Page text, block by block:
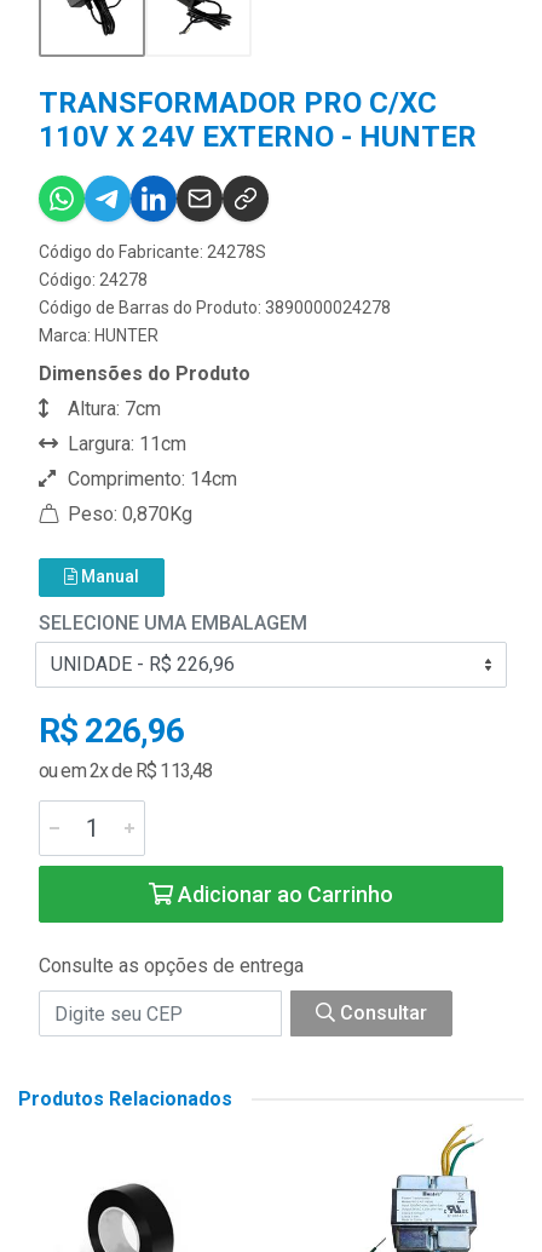
TRANSFORMADOR PRO C/XC
110V X 24V EXTERNO - HUNTER
Código do Fabricante: 24278S
Código: 24278
Código de Barras do Produto: 3890000024278
Marca: HUNTER
Dimensões do Produto
Altura: 7cm
Largura: 11cm
Comprimento: 14cm
Peso: 0,870Kg
Manual
SELECIONE UMA EMBALAGEM
R$ 226,96
ou em 2x de R$ 113,48
Adicionar ao Carrinho
Consulte as opções de entrega
Consultar
Produtos Relacionados